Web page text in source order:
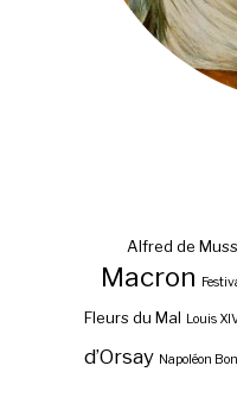
Alfred de
Macron
Fleurs du Mal Louis
d’Orsay Napoléon